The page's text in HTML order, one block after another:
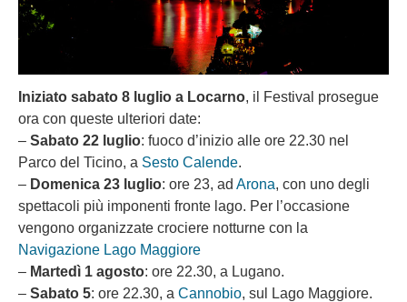
Iniziato sabato 8 luglio a Locarno, il Festival prosegue
ora con queste ulteriori date:
– Sabato 22 luglio: fuoco d’inizio alle ore 22.30 nel
Parco del Ticino, a Sesto Calende.
– Domenica 23 luglio: ore 23, ad Arona, con uno degli
spettacoli più imponenti fronte lago. Per l’occasione
vengono organizzate crociere notturne con la
Navigazione Lago Maggiore
– Martedì 1 agosto: ore 22.30, a Lugano.
– Sabato 5: ore 22.30, a Cannobio, sul Lago Maggiore.